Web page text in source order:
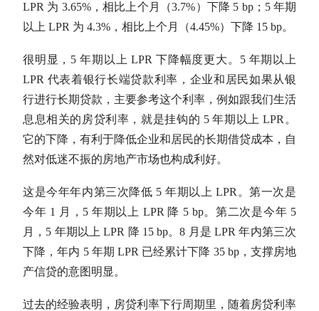
LPR 为 3.65%，相比上个月（3.7%）下降 5 bp；5 年期
以上 LPR 为 4.3%，相比上个月（4.45%）下降 15 bp。
很明显，5 年期以上LPR 下降幅度更大。5 年期以上
LPR 代表着银行长端贷款利率，企业和居民如果从银
行进行长期贷款，主要参考这个利率，例如跟我们生活
息息相关的房贷利率，就是挂钩的 5 年期以上LPR 。
它的下降，有利于降低企业和居民的长期借贷成本，自
然对低迷不振的房地产市场也构成利好。
这是今年年内第三次降低 5 年期以上 LPR 。第一次是
今年 1 月，5 年期以上 LPR 降 5 bp。第二次是今年 5
月，5 年期以上LPR 降 15 bp。8 月是LPR 年内第三次
下降，年内 5 年期 LPR 已经累计下降 35 bp，支撑房地
产信贷的意图明显。
过去的经验表明，房贷利率下行周期里，随着房贷利率